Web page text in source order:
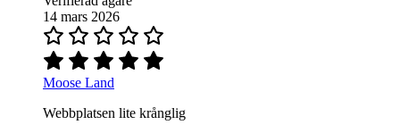
14 mars 2026
Moose Land
Webbplatsen lite krånglig